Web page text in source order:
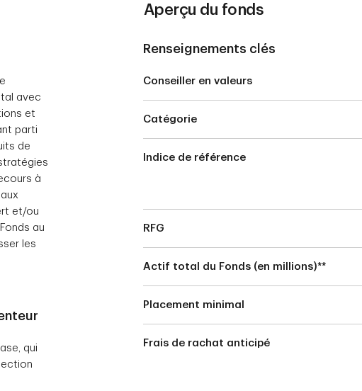
Aperçu du fonds
avec
et
parti
de
à
et/ou
au
les
qui
Renseignements clés
Conseiller en valeurs
Catégorie
Indice de référence
RFG
Actif total du Fonds (en millions)**
Placement minimal
Frais de rachat anticipé